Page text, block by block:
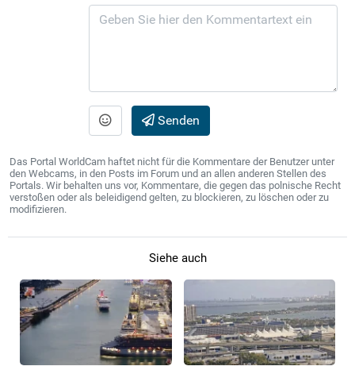
Senden
Das Portal WorldCam haftet nicht für die Kommentare der Benutzer unter
den Webcams, in den Posts im Forum und an allen anderen Stellen des
Portals. Wir behalten uns vor, Kommentare, die gegen das polnische Recht
verstoßen oder als beleidigend gelten, zu blockieren, zu löschen oder zu
modifizieren.
Siehe auch